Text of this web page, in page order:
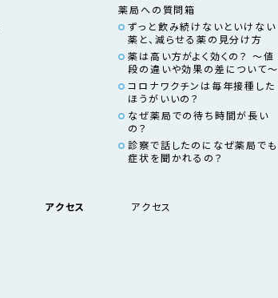
薬局への質問箱
ずっと飲み続けないといけない
薬と、減らせる薬の見分け方
薬は高い方がよく効くの？ ～値
段の違いや効果の差について～
コロナワクチンは毎年接種した
ほうがいいの？
なぜ薬局での待ち時間が長い
の？
診察で話したのになぜ薬局でも
症状を聞かれるの？
アクセス アクセス